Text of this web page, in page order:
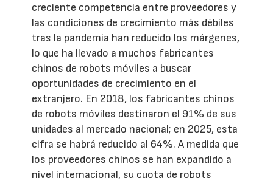
creciente competencia entre proveedores y
las condiciones de crecimiento más débiles
tras la pandemia han reducido los márgenes,
lo que ha llevado a muchos fabricantes
chinos de robots móviles a buscar
oportunidades de crecimiento en el
extranjero. En 2018, los fabricantes chinos
de robots móviles destinaron el 91% de sus
unidades al mercado nacional; en 2025, esta
cifra se habrá reducido al 64%. A medida que
los proveedores chinos se han expandido a
nivel internacional, su cuota de robots